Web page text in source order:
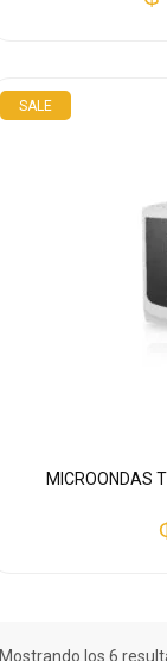
SALE
MICROONDAS
Mostrando los 6